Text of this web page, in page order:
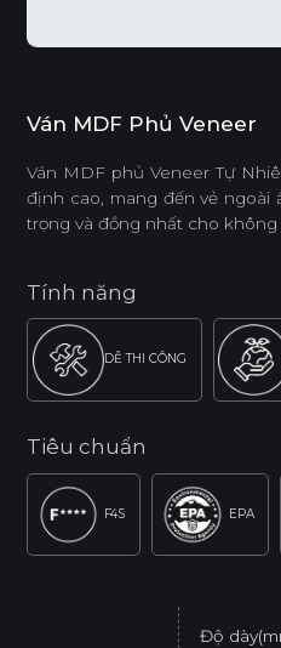
Ván MDF Phủ Veneer
Ván MDF phủ Veneer Tự
định cao, mang đến vẻ ngoài
trọng và đồng nhất cho không
Tính năng
DỄ THI CÔNG
Tiêu chuẩn
F4S EPA
Độ